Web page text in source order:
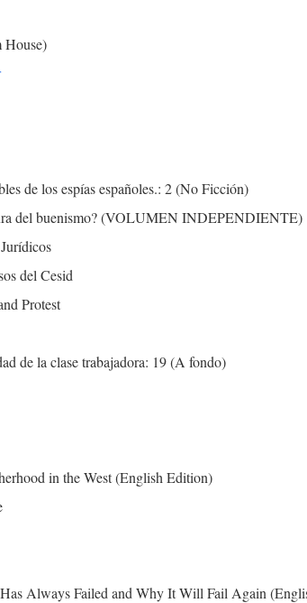
House)
de los espías españoles.: 2 (No Ficción)
del buenismo? (VOLUMEN INDEPENDIENTE)
del Cesid
Protest
de la clase trabajadora: 19 (A fondo)
in the West (English Edition)
Always Failed and Why It Will Fail Again